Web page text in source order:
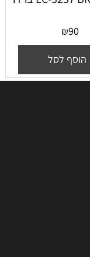
₪90
הוסף לסל